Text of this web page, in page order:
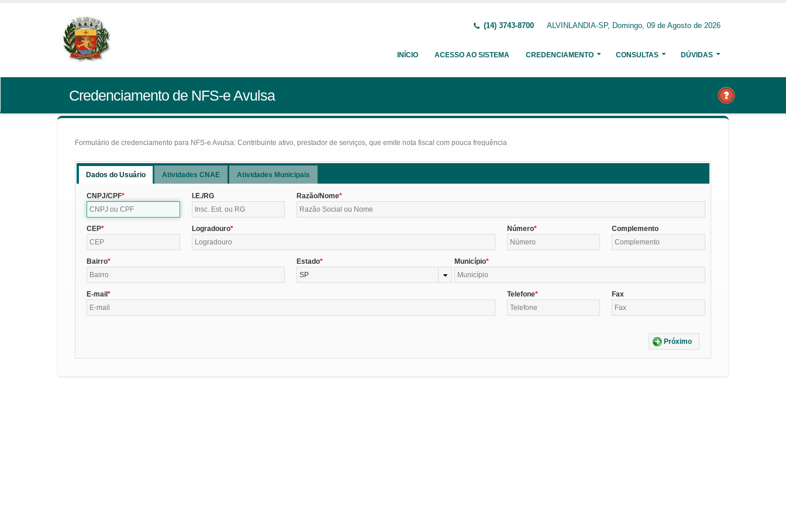
(14) 3743-8700 ALVINLANDIA-SP, Domingo, 09 de Agosto de 2026
INÍCIO ACESSO AO SISTEMA CREDENCIAMENTO CONSULTAS DÚVIDAS
Credenciamento de NFS-e Avulsa
Formulário de credenciamento para NFS-e Avulsa: Contribuinte ativo, prestador de serviços, que emite nota fiscal com pouca frequência
Dados do Usuário Atividades CNAE Atividades Municipais
CNPJ/CPF I.E./RG Razão/Nome
CEP Logradouro Número Complemento
Bairro
Estado
SP
Município
E-mail Telefone Fax
Próximo